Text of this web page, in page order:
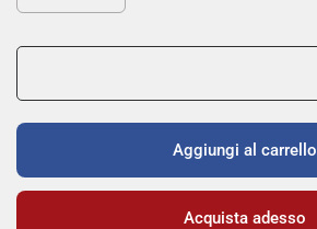
Aggiungi al carrello
Acquista adesso